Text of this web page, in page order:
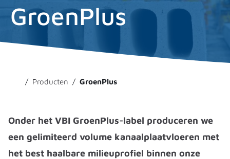
GroenPlus
Producten GroenPlus
Onder het VBI GroenPlus-label produceren we
een gelimiteerd volume kanaalplaatvloeren met
het best haalbare milieuprofiel binnen onze